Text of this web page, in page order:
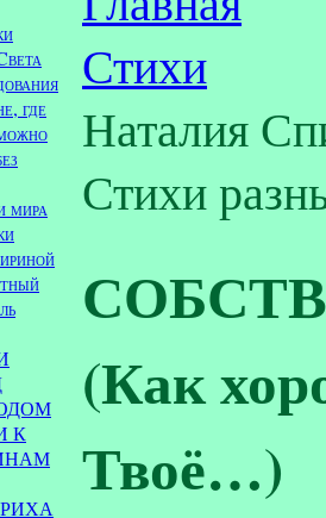
где
мира
К
Стихи
Наталия
Стихи
(Как
Твоё…)